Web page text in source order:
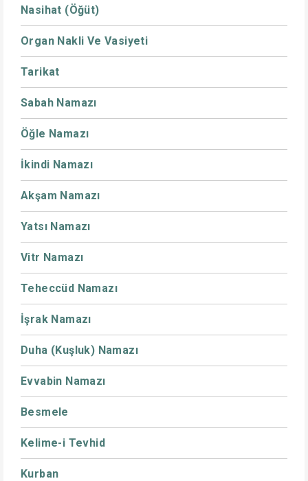
Nasihat (Öğüt)
Organ Nakli Ve Vasiyeti
Tarikat
Sabah Namazı
Öğle Namazı
İkindi Namazı
Akşam Namazı
Yatsı Namazı
Vitr Namazı
Teheccüd Namazı
İşrak Namazı
Duha (Kuşluk) Namazı
Evvabin Namazı
Besmele
Kelime-i Tevhid
Kurban